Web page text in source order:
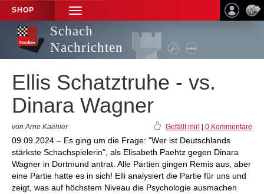
SHOP
TOGGLE
NAVIGATION
Schach
Nachrichten
Ellis Schatztruhe - vs.
Dinara Wagner
von Arne Kaehler Gefällt mir! 0 Kommentare
09.09.2024 – Es ging um die Frage: "Wer ist Deutschlands
stärkste Schachspielerin", als Elisabeth Paehtz gegen Dinara
Wagner in Dortmund antrat. Alle Partien gingen Remis aus, aber
eine Partie hatte es in sich! Elli analysiert die Partie für uns und
zeigt, was auf höchstem Niveau die Psychologie ausmachen